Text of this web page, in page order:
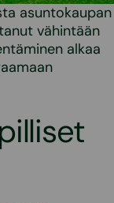
asuntokaupan
vähintään
alkaa